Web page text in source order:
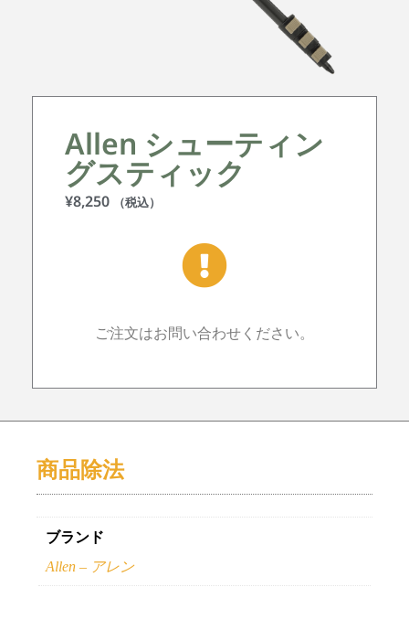
Allen シューティン
グスティック
¥8,250 （税込）
ご注文はお問い合わせください。
商品除法
ブランド
Allen – アレン